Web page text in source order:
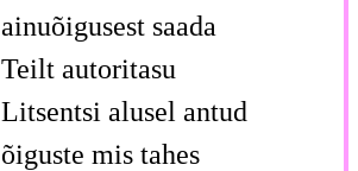
ainuõigusest saada
Teilt autoritasu
Litsentsi alusel antud
õiguste mis tahes